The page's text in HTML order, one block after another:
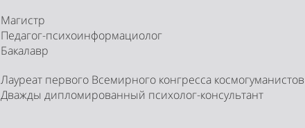
Магистр
Педагог-психоинформациолог
Бакалавр
Лауреат первого Всемирного конгресса космогуманистов
Дважды дипломированный психолог-консультант